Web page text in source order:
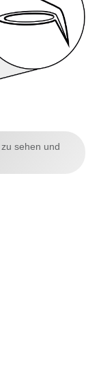
sehen und